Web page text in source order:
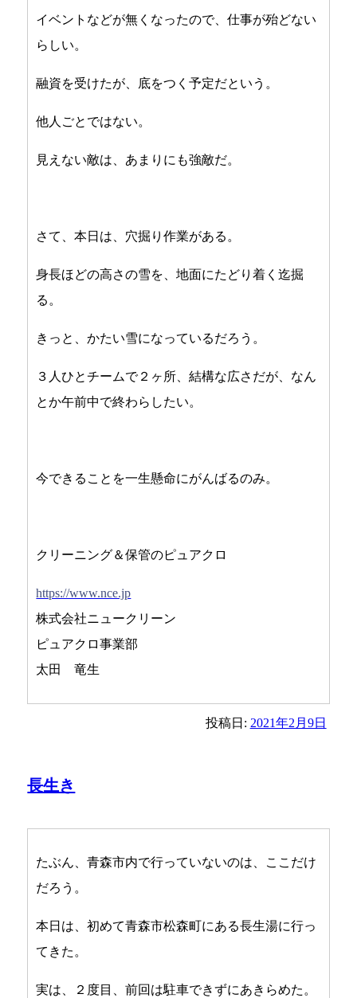
イベントなどが無くなったので、仕事が殆どない
らしい。
融資を受けたが、底をつく予定だという。
他人ごとではない。
見えない敵は、あまりにも強敵だ。
さて、本日は、穴掘り作業がある。
身長ほどの高さの雪を、地面にたどり着く迄掘
る。
きっと、かたい雪になっているだろう。
３人ひとチームで２ヶ所、結構な広さだが、なん
とか午前中で終わらしたい。
今できることを一生懸命にがんばるのみ。
クリーニング＆保管のピュアクロ
https://www.nce.jp
株式会社ニュークリーン
ピュアクロ事業部
太田 竜生
投稿日: 2021年2月9日
長生き
たぶん、青森市内で行っていないのは、ここだけ
だろう。
本日は、初めて青森市松森町にある長生湯に行っ
てきた。
実は、２度目、前回は駐車できずにあきらめた。